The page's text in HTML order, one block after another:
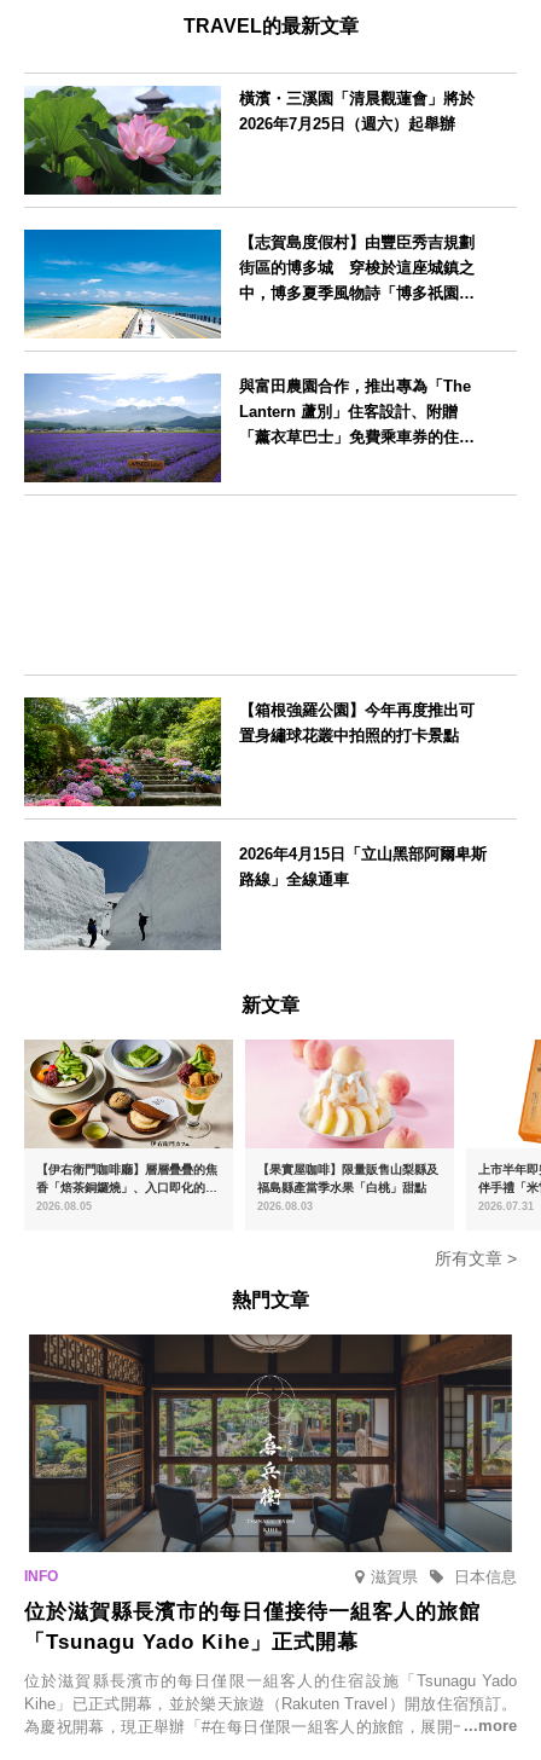
TRAVEL的最新文章
橫濱・三溪園「清晨觀蓮會」將於
2026年7月25日（週六）起舉辦
【志賀島度假村】由豐臣秀吉規劃
街區的博多城 穿梭於這座城鎮之
中，博多夏季風物詩「博多祇園山
與富田農園合作，推出專為「The
Lantern 蘆別」住客設計、附贈
「薰衣草巴士」免費乘車券的住宿
【箱根強羅公園】今年再度推出可
置身繡球花叢中拍照的打卡景點
2026年4月15日「立山黑部阿爾卑斯
路線」全線通車
新文章
【伊右衛門咖啡廳】層層疊疊的焦
香「焙茶銅鑼燒」、入口即化的
「宇治抹茶提拉米蘇」全新登場
2026.08.05
【果實屋咖啡】限量販售山梨縣及
福島縣產當季水果「白桃」甜點
2026.08.03
上市半年
伴手禮「
起推出首
2026.07.31
所有文章 >
熱門文章
滋賀県 日本信息
位於滋賀縣長濱市的每日僅接待一組客人的旅館
「Tsunagu Yado Kihe」正式開幕
位於滋賀縣長濱市的每日僅限一組客人的住宿設施「Tsunagu Yado
Kihe」已正式開幕，並於樂天旅遊（Rakuten Travel）開放住宿預訂。
為慶祝開幕，現正舉辦「#在每日僅限一組客人的旅館，展開一生一次